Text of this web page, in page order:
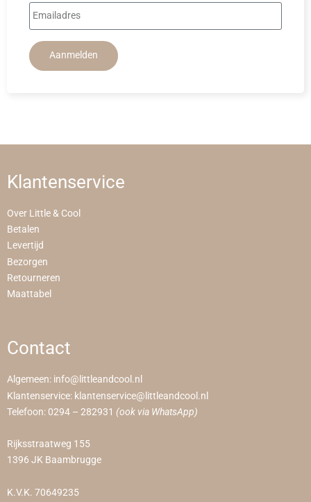
Aanmelden
Klantenservice
Over Little & Cool
Betalen
Levertijd
Bezorgen
Retourneren
Maattabel
Contact
Algemeen: info@littleandcool.nl
Klantenservice: klantenservice@littleandcool.nl
Telefoon: 0294 – 282931 (ook via WhatsApp)
Rijksstraatweg 155
1396 JK Baambrugge
K.V.K. 70649235